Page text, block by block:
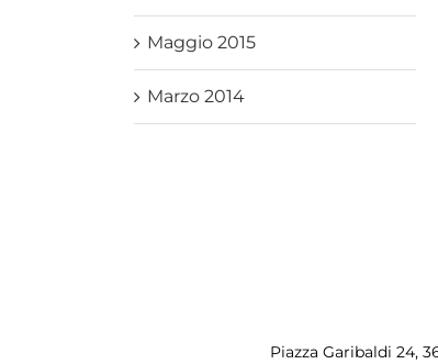
Maggio 2015
Marzo 2014
Piazza Garibaldi 24,